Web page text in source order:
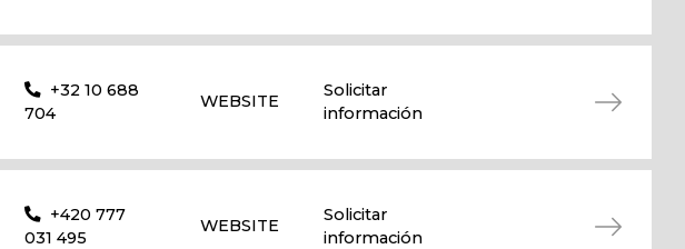
+32 10 688
704
WEBSITE
Solicitar
información
+420 777
031 495
WEBSITE
Solicitar
información